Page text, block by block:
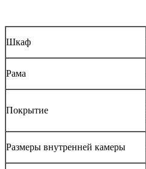
Шкаф
Рама
Покрытие
Размеры внутренней камеры